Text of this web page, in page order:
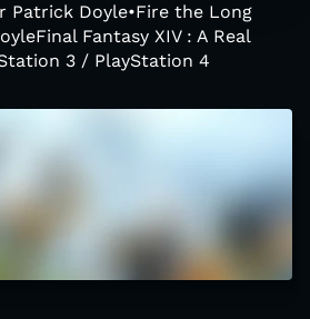
Patrick Doyle•Fire the Long
Fantasy XIV : A Real
3 / PlayStation 4